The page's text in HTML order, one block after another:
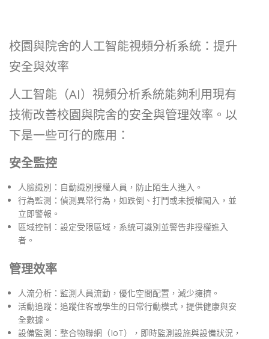
校園與院舍的人工智能視頻分析系統：提升
安全與效率
人工智能（AI）視頻分析系統能夠利用現有
技術改善校園與院舍的安全與管理效率。以
下是一些可行的應用：
安全監控
人臉識別：自動識別授權人員，防止陌生人進入。
行為監測：偵測異常行為，如跌倒、打鬥或未授權闖入，並
立即警報。
區域控制：設定受限區域，系統可識別並警告非授權進入
者。
管理效率
人流分析：監測人員流動，優化空間配置，減少擁擠。
活動追蹤：追蹤住客或學生的日常行動模式，提供健康與安
全數據。
設備監測：整合物聯網（IoT），即時監測設施與設備狀況，